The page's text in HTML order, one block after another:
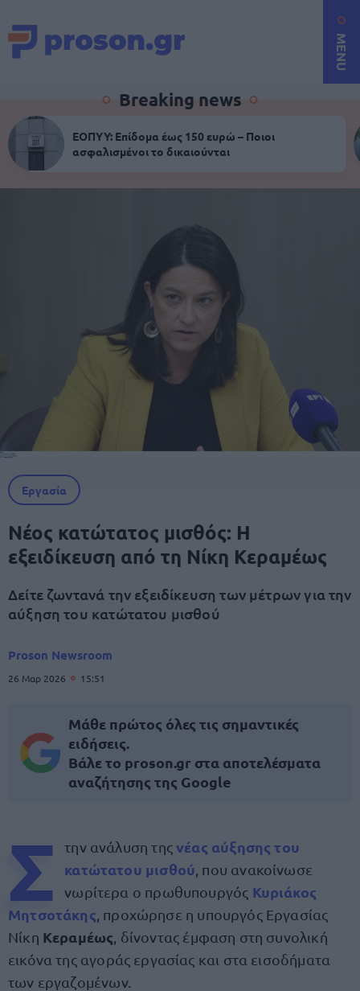
MENU
Breaking news
ΕΟΠΥΥ: Επίδομα έως 150 ευρώ – Ποιοι
ασφαλισμένοι το δικαιούνται
Εργασία
Νέος κατώτατος μισθός: H
εξειδίκευση από τη Νίκη Κεραμέως
Δείτε ζωντανά την εξειδίκευση των μέτρων για την
αύξηση του κατώτατου μισθού
Proson Newsroom
26 Μαρ 2026 15:51
Μάθε πρώτος όλες τις σημαντικές
ειδήσεις.
Βάλε το proson.gr στα αποτελέσματα
αναζήτησης της Google
Σ την ανάλυση τηςνέας αύξησης του
κατώτατου μισθού , που ανακοίνωσε
νωρίτερα ο πρωθυπουργός Κυριάκος
Μητσοτάκης , προχώρησε η υπουργός Εργασίας
Νίκη Κεραμέως , δίνοντας έμφαση στη συνολική
εικόνα της αγοράς εργασίας και στα εισοδήματα
των εργαζομένων.